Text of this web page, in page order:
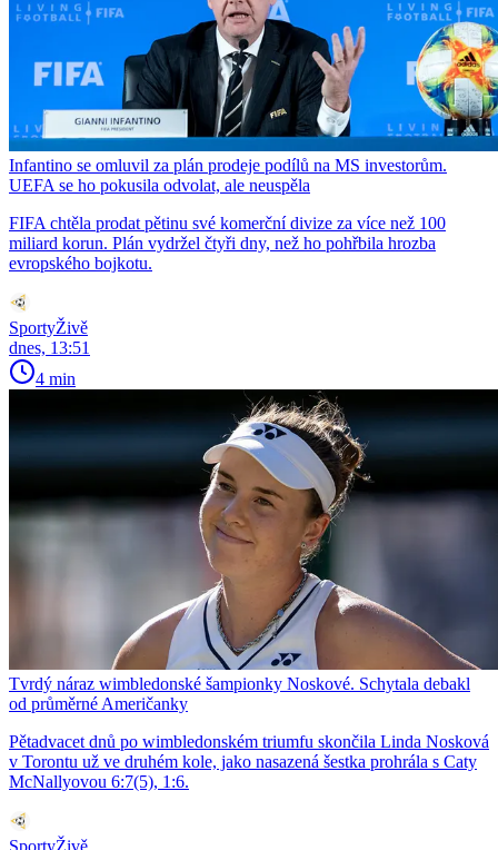
Infantino se omluvil za plán prodeje podílů na MS investorům.
UEFA se ho pokusila odvolat, ale neuspěla
FIFA chtěla prodat pětinu své komerční divize za více než 100
miliard korun. Plán vydržel čtyři dny, než ho pohřbila hrozba
evropského bojkotu.
SportyŽivě
dnes, 13:51
4 min
Tvrdý náraz wimbledonské šampionky Noskové. Schytala debakl
od průměrné Američanky
Pětadvacet dnů po wimbledonském triumfu skončila Linda Nosková
v Torontu už ve druhém kole, jako nasazená šestka prohrála s Caty
McNallyovou 6:7(5), 1:6.